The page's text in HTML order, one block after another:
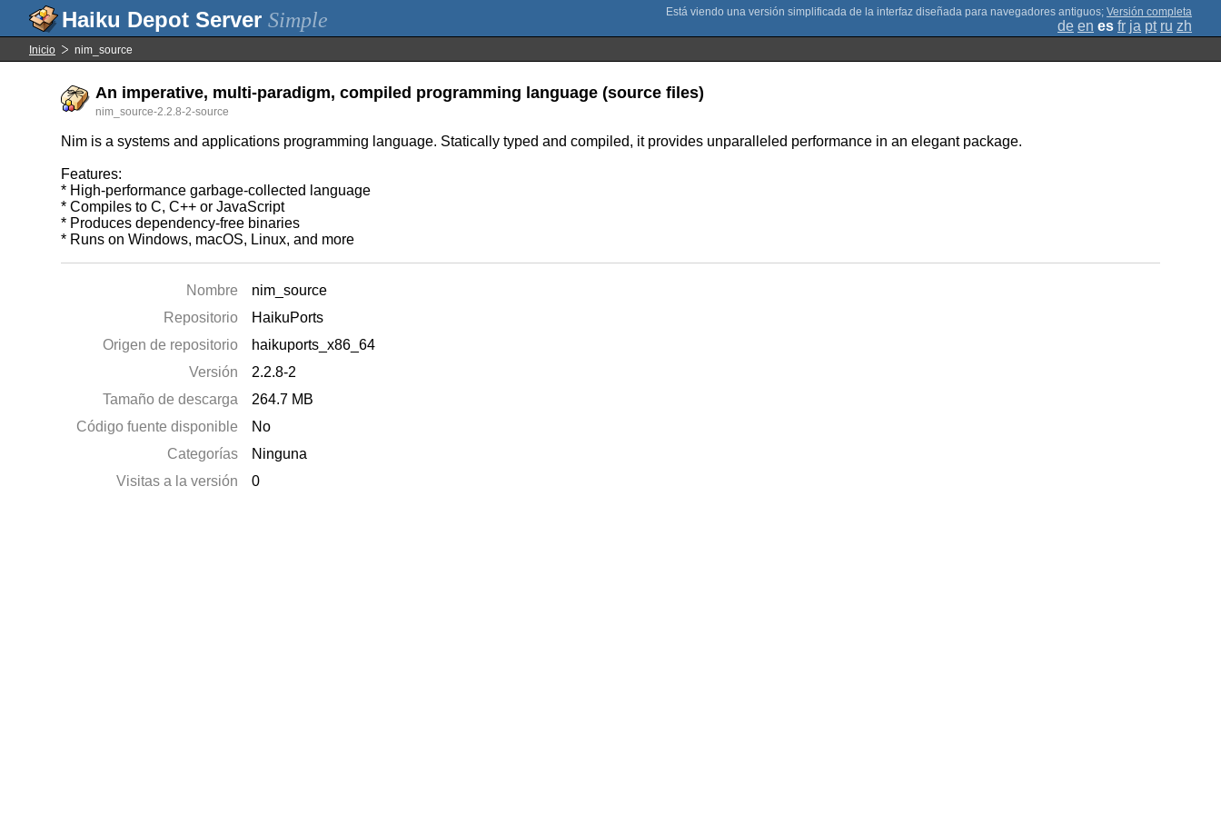
Simple ; Versión completa
de en es fr ja pt ru zh
Inicio nim_source
An imperative, multi-paradigm, compiled programming language (source files)
nim_source-2.2.8-2-source
Nim is a systems and applications programming language. Statically typed and compiled, it provides unparalleled performance in an elegant package.
Features:
* High-performance garbage-collected language
* Compiles to C, C++ or JavaScript
* Produces dependency-free binaries
* Runs on Windows, macOS, Linux, and more
Nombre
nim_source
Repositorio
HaikuPorts
Origen de repositorio
haikuports_x86_64
Versión
2.2.8-2
Tamaño de descarga
264.7 MB
Código fuente disponible
No
Categorías
Ninguna
Visitas a la versión
0